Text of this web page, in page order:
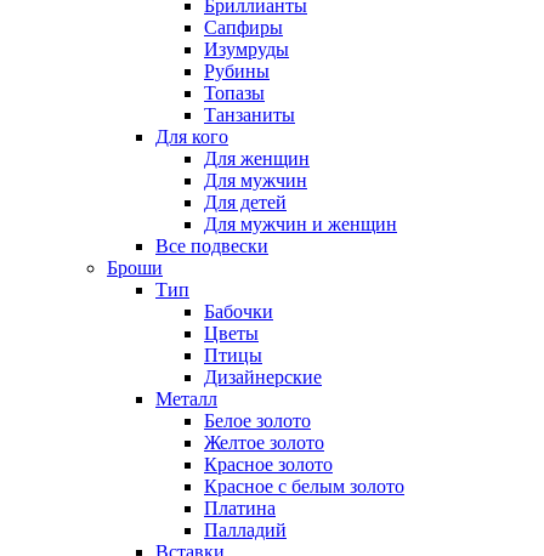
Бриллианты
Сапфиры
Изумруды
Рубины
Топазы
Танзаниты
Для кого
Для женщин
Для мужчин
Для детей
Для мужчин и женщин
Все подвески
Броши
Тип
Бабочки
Цветы
Птицы
Дизайнерские
Металл
Белое золото
Желтое золото
Красное золото
Красное с белым золото
Платина
Палладий
Вставки